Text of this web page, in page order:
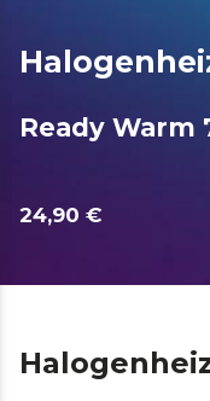
Ready Warm
24,90 €